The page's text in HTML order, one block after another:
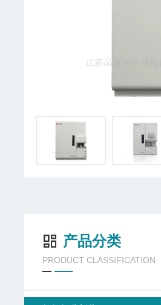
产品分类
PRODUCT CLASSIFICATION